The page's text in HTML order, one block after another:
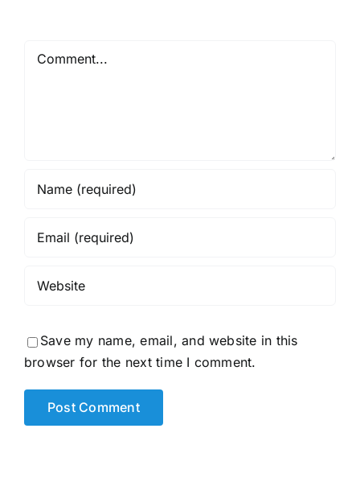
Comment
Save my name, email, and website in this
browser for the next time I comment.